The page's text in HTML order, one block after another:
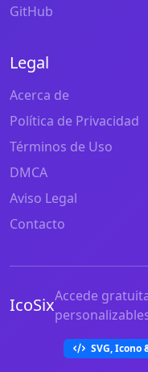
GitHub
Legal
Acerca de
Política de Privacidad
Términos de Uso
DMCA
Aviso Legal
Contacto
IcoSixAccede
SVG, Icono